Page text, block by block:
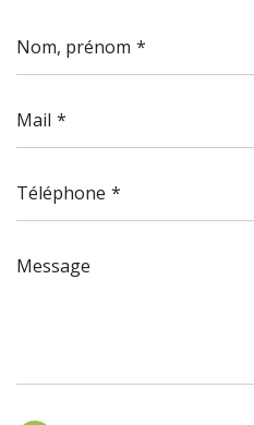
Nom, prénom
Mail
Téléphone
Message